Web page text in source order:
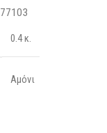
77103
0.4 κ.
Αμόνι